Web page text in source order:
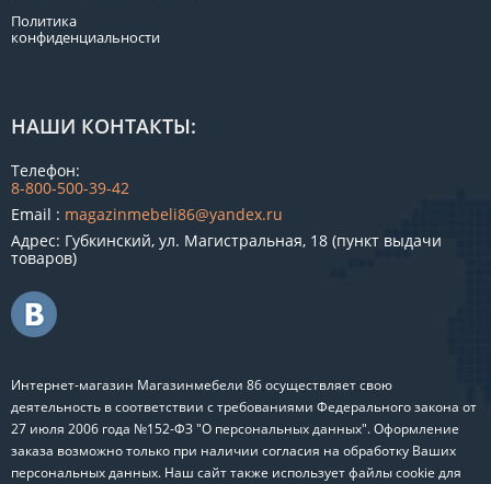
Политика
конфиденциальности
НАШИ КОНТАКТЫ:
Телефон:
8-800-500-39-42
Email : magazinmebeli86@yandex.ru
Адрес: Губкинский, ул. Магистральная, 18 (пункт выдачи
товаров)
Интернет-магазин Магазинмебели 86 осуществляет свою
деятельность в соответствии с требованиями Федерального закона от
27 июля 2006 года №152-ФЗ "О персональных данных". Оформление
заказа возможно только при наличии согласия на обработку Ваших
персональных данных. Наш сайт также использует файлы cookie для